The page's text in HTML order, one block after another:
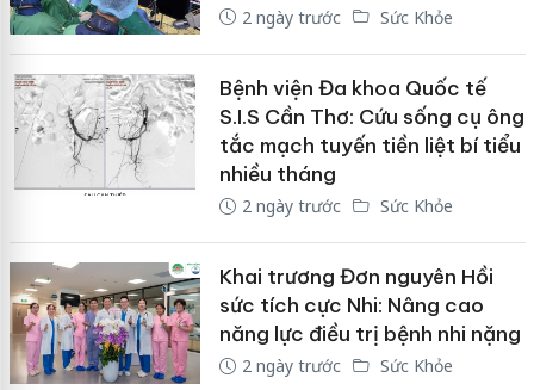
2 ngày trước Sức Khỏe
Bệnh viện Đa khoa Quốc tế
S.I.S Cần Thơ: Cứu sống cụ ông
tắc mạch tuyến tiền liệt bí tiểu
nhiều tháng
2 ngày trước Sức Khỏe
Khai trương Đơn nguyên Hồi
sức tích cực Nhi: Nâng cao
năng lực điều trị bệnh nhi nặng
2 ngày trước Sức Khỏe